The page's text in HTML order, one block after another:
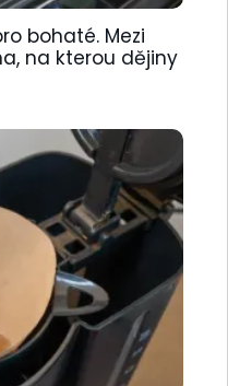
bohaté. Mezi
na kterou dějiny